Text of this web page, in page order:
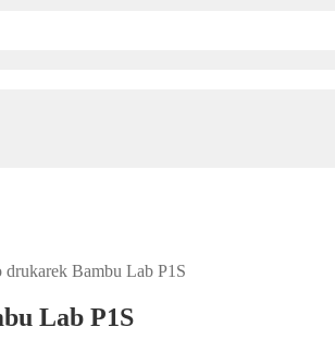
Bambu Lab P1S
Lab P1S